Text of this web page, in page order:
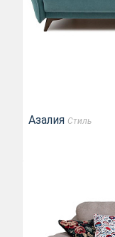
Азалия Стиль